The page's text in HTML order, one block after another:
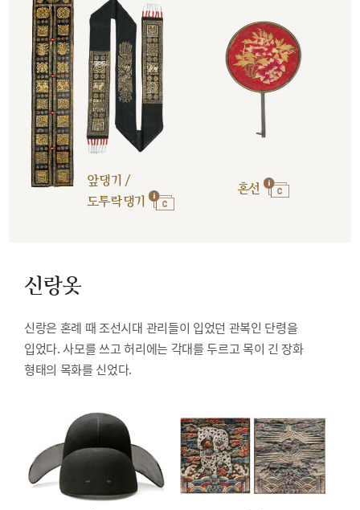
앞댕기 /
도투락댕기
혼선
신랑옷
신랑은 혼례 때 조선시대 관리들이 입었던 관복인 단령을
입었다. 사모를 쓰고 허리에는 각대를 두르고 목이 긴 장화
형태의 목화를 신었다.